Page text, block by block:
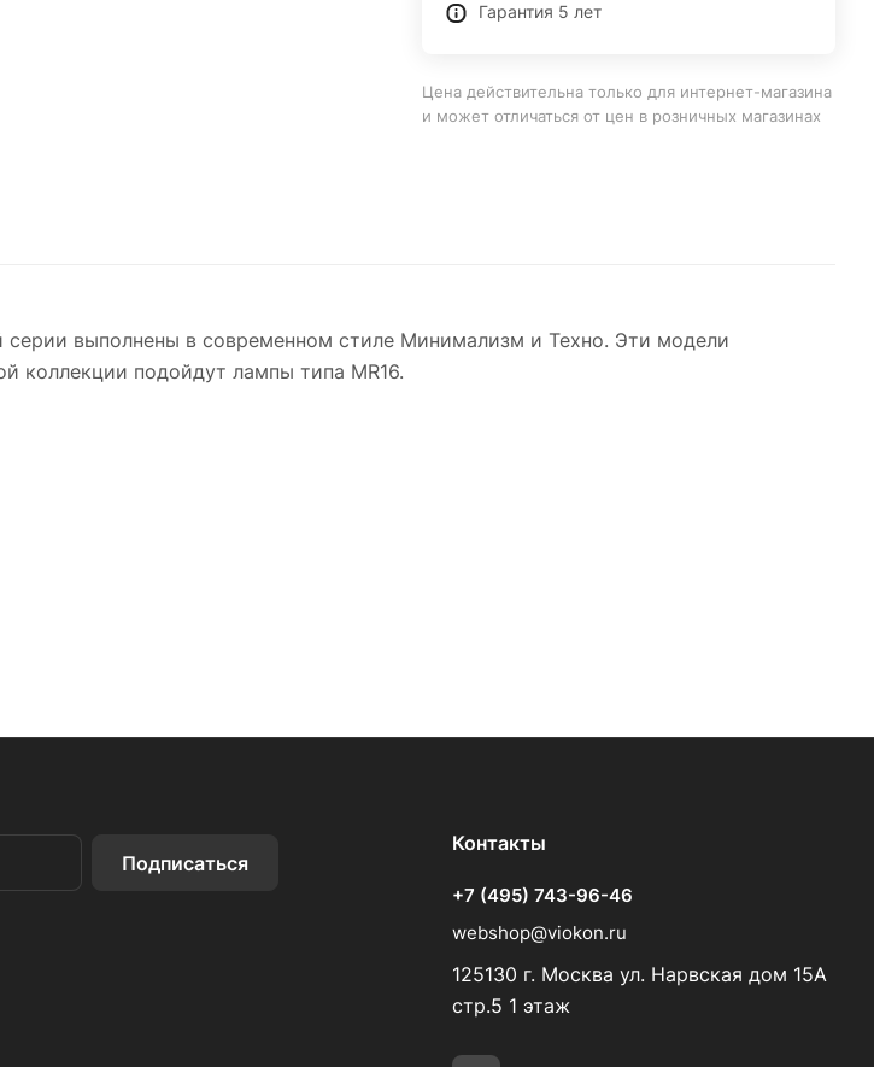
Гарантия 5 лет
Цена действительна только для интернет-магазина
и может отличаться от цен в розничных магазинах
серии выполнены в современном стиле Минимализм и Техно. Эти модели
коллекции подойдут лампы типа MR16.
Подписаться
Контакты
+7 (495) 743-96-46
webshop@viokon.ru
125130 г. Москва ул. Нарвская дом 15А
стр.5 1 этаж